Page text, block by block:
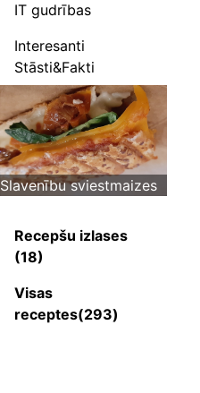
IT gudrības
Interesanti
Stāsti&Fakti
Slavenību sviestmaizes
Recepšu izlases
(18)
Visas
receptes(293)